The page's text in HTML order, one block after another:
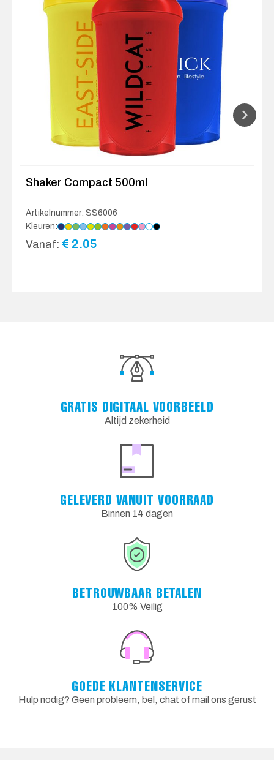
Shaker Compact 500ml
Artikelnummer: SS6006
Kleuren:
Vanaf: € 2.05
GRATIS DIGITAAL VOORBEELD
Altijd zekerheid
GELEVERD VANUIT VOORRAAD
Binnen 14 dagen
BETROUWBAAR BETALEN
100% Veilig
GOEDE KLANTENSERVICE
Hulp nodig? Geen probleem, bel, chat of mail ons gerust